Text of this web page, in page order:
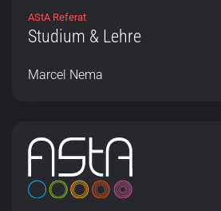
AStA Referat
Studium & Lehre
Marcel Nema